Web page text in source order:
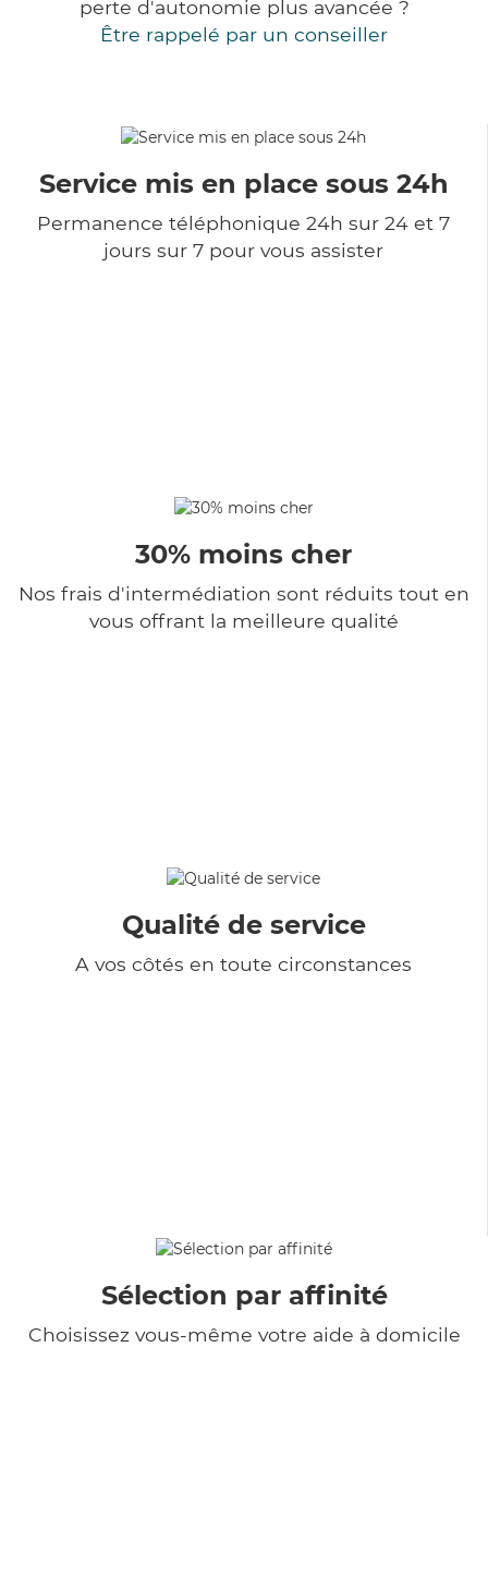
perte d'autonomie plus avancée ?
Être rappelé par un conseiller
Service mis en place sous 24h
Permanence téléphonique 24h sur 24 et 7
jours sur 7 pour vous assister
30% moins cher
Nos frais d'intermédiation sont réduits tout en
vous offrant la meilleure qualité
Qualité de service
A vos côtés en toute circonstances
Sélection par affinité
Choisissez vous-même votre aide à domicile